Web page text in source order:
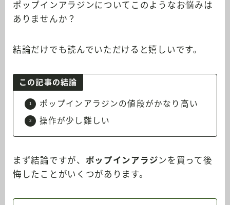
ポップインアラジンについてこのようなお悩みは
ありませんか？
結論だけでも読んでいただけると嬉しいです。
この記事の結論
ポップインアラジンの値段がかなり高い
操作が少し難しい
まず結論ですが、 ポップインアラジンを買って後
悔したことがいくつがあります。